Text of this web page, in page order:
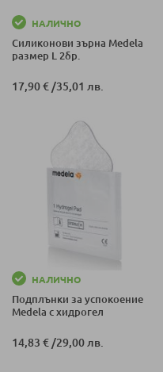
НАЛИЧНО
Силиконови зърна Medela
размер L 2бр.
17,90 € /35,01 лв.
НАЛИЧНО
Подплънки за успокоение
Medela с хидрогел
14,83 € /29,00 лв.